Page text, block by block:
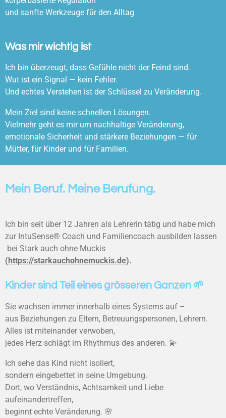
und sanfte Werkzeuge für den Alltag
Was mir wichtig ist
Ich bin überzeugt, dass Gefühle nicht der Feind sind.
Wut ist ein Signal — kein Fehler.
Und echtes Verstehen ist der Schlüssel zu Veränderung.
Mein Ziel sind keine schnellen Lösungen.
Vielmehr geht es mir um nachhaltige Veränderung,
emotionale Sicherheit und stärkere Beziehungen — für
Mütter, für Kinder und für Familien.
Mein Beruf. Meine Berufung.
Ich bin seit über 12 Jahren als Lehrerin tätig und habe mich
zur IntuSense® Coach und Familiencoach ausbilden lassen
bei Stark auch ohne Muckis
(https://starkauchohnemuckis.de).
Kinder sind Teil eines grösseren Ganzen 🌱
Sie wachsen immer innerhalb eines Systems auf –
aus Beziehungen zu Eltern, Betreuungspersonen, Lehrern.
Alles ist miteinander verwoben,
jedes Herz schlägt im Rhythmus des anderen. 💫
Ich sehe das Kind nicht isoliert,
sondern eingebettet in seine Umgebung.
Dort, wo Verständnis, Achtsamkeit und Liebe
aufeinandertreffen,
beginnt echte Veränderung. 🌸